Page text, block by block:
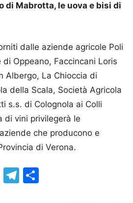
di Mabrotta, le uova e bisi di
dalle aziende agricole Poli
di Oppeano, Faccincani Loris
Albergo, La Chioccia di
della Scala, Società Agricola
s.s. di Colognola ai Colli
di vini privilegerà le
che producono e
di Verona.
WhatsApp
Telegram